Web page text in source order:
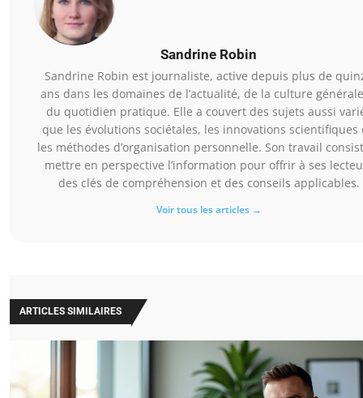
Sandrine Robin
Sandrine Robin est journaliste, active depuis plus de
ans dans les domaines de l’actualité, de la culture
du quotidien pratique. Elle a couvert des sujets aussi
que les évolutions sociétales, les innovations scientifiques
les méthodes d’organisation personnelle. Son travail
mettre en perspective l’information pour offrir à ses
des clés de compréhension et des conseils applicables.
Voir tous les articles →
ARTICLES SIMILAIRES